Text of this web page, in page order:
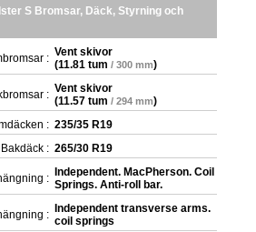
S Bromsar, Däck, Styrning och
: Vent skivor
(11.81 tum / 300 mm)
: Vent skivor
(11.57 tum / 294 mm)
: 235/35 R19
Bakdäck : 265/30 R19
:
Independent. MacPherson. Coil
Springs. Anti-roll bar.
:
Independent transverse arms.
coil springs